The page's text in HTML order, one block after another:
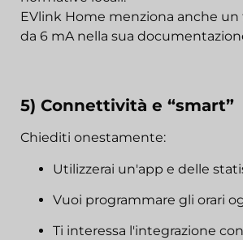
EVlink Home menziona anche un
da 6 mA nella sua
5) Connettività e “smart”
Chiediti onestamente:
Utilizzerai un'app e delle
Vuoi programmare gli orari
Ti interessa l'integrazione